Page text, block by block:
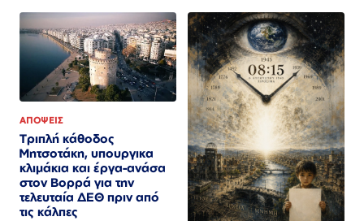
ΑΠΟΨΕΙΣ
Τριπλή κάθοδος
Μητσοτάκη, υπουργικα
κλιμάκια και έργα-ανάσα
στον Βορρά για την
τελευταία ΔΕΘ πριν από
τις κάλπες